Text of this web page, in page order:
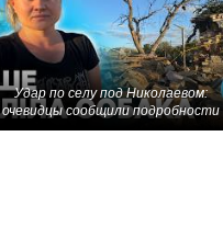
Удар по селу под Николаевом:
очевидцы сообщили подробности